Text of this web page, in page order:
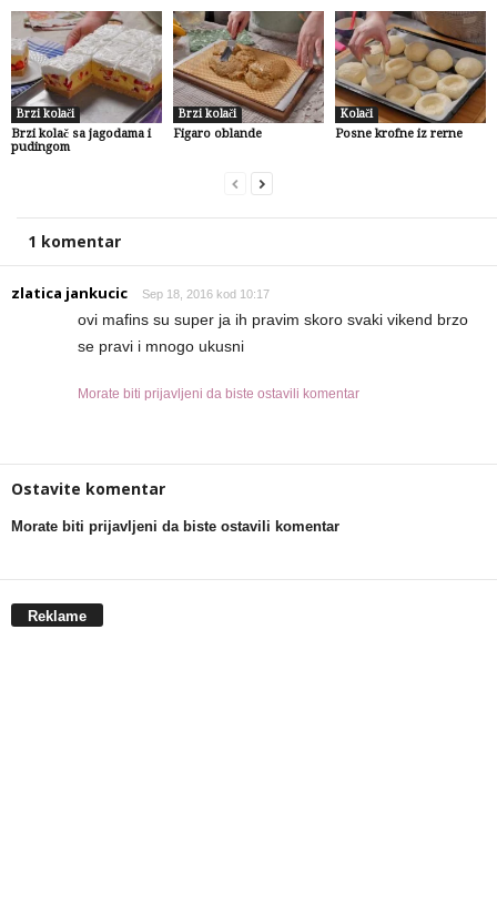
Brzi kolači
Brzi kolač sa jagodama i
pudingom
Brzi kolači
Figaro oblande
Kolači
Posne krofne iz rerne
1 komentar
zlatica jankucic Sep 18, 2016 kod 10:17
ovi mafins su super ja ih pravim skoro svaki vikend brzo
se pravi i mnogo ukusni
Morate biti prijavljeni da biste ostavili komentar
Ostavite komentar
Morate biti prijavljeni da biste ostavili komentar
Reklame